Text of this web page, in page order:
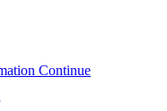
Continue